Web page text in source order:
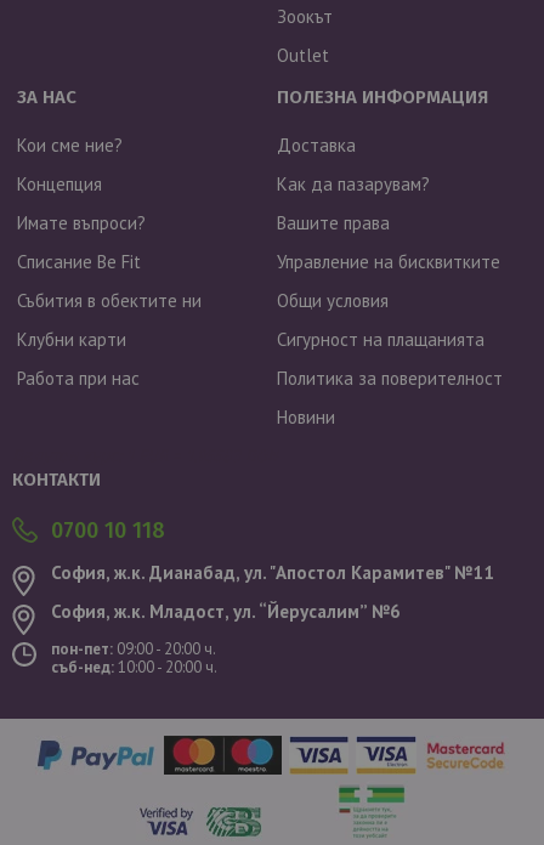
Зоокът
Outlet
ЗА НАС
Кои сме ние?
Концепция
Имате въпроси?
Списание Be Fit
Събития в обектите ни
Клубни карти
Работа при нас
ПОЛЕЗНА ИНФОРМАЦИЯ
Доставка
Как да пазарувам?
Вашите права
Управление на бисквитките
Общи условия
Сигурност на плащанията
Политика за поверителност
Новини
КОНТАКТИ
0700 10 118
София, ж.к. Дианабад, ул. "Aпостол Карамитев" №11
София, ж.к. Младост, ул. “Йерусалим” №6
пон-пет: 09:00 - 20:00 ч.
съб-нед:10:00 - 20:00 ч.